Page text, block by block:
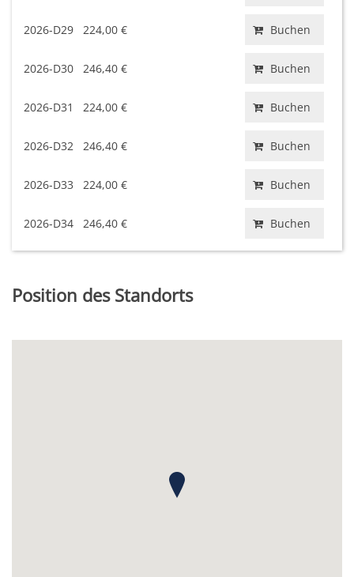
2026-D29 224,00 € Buchen
2026-D30 246,40 € Buchen
2026-D31 224,00 € Buchen
2026-D32 246,40 € Buchen
2026-D33 224,00 € Buchen
2026-D34 246,40 € Buchen
Position des Standorts